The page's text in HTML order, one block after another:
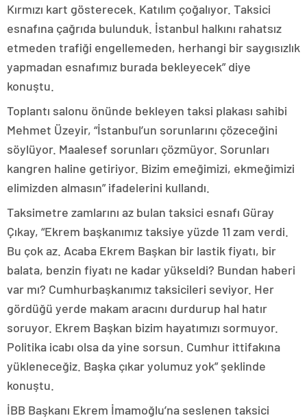
Kırmızı kart gösterecek. Katılım çoğalıyor. Taksici
esnafına çağrıda bulunduk. İstanbul halkını rahatsız
etmeden trafiği engellemeden, herhangi bir saygısızlık
yapmadan esnafımız burada bekleyecek” diye
konuştu.
Toplantı salonu önünde bekleyen taksi plakası sahibi
Mehmet Üzeyir, “İstanbul’un sorunlarını çözeceğini
söylüyor. Maalesef sorunları çözmüyor. Sorunları
kangren haline getiriyor. Bizim emeğimizi, ekmeğimizi
elimizden almasın” ifadelerini kullandı.
Taksimetre zamlarını az bulan taksici esnafı Güray
Çıkay, “Ekrem başkanımız taksiye yüzde 11 zam verdi.
Bu çok az. Acaba Ekrem Başkan bir lastik fiyatı, bir
balata, benzin fiyatı ne kadar yükseldi? Bundan haberi
var mı? Cumhurbaşkanımız taksicileri seviyor. Her
gördüğü yerde makam aracını durdurup hal hatır
soruyor. Ekrem Başkan bizim hayatımızı sormuyor.
Politika icabı olsa da yine sorsun. Cumhur ittifakına
yükleneceğiz. Başka çıkar yolumuz yok” şeklinde
konuştu.
İBB Başkanı Ekrem İmamoğlu’na seslenen taksici